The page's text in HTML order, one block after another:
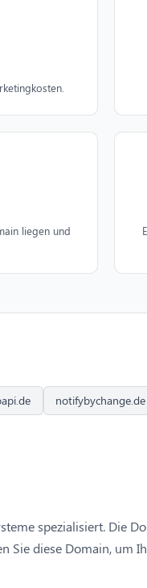
liegen und
notifybychange.de
spezialisiert. Die
Sie diese Domain, um